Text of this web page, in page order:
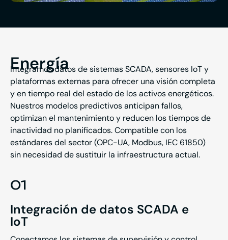
Energía
Integramos datos de sistemas SCADA, sensores IoT y
plataformas externas para ofrecer una visión completa
y en tiempo real del estado de los activos energéticos.
Nuestros modelos predictivos anticipan fallos,
optimizan el mantenimiento y reducen los tiempos de
inactividad no planificados. Compatible con los
estándares del sector (OPC-UA, Modbus, IEC 61850)
sin necesidad de sustituir la infraestructura actual.
01
Integración de datos SCADA e
IoT